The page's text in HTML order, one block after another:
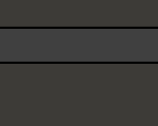
T'es un vrai
Connecte-toipour POUTZ ta